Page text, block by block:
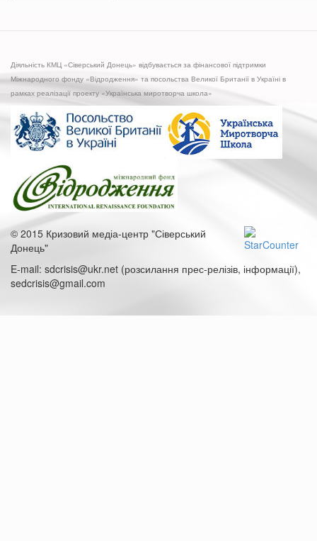
Діяльність КМЦ «Сіверський Донець» відбувається за фінансової підтримки
Міжнародного фонду «Відродження» та посольства Великої Британії в Україні в
рамках реалізації проекту «Українська миротворча школа»
© 2015 Кризовий медіа-центр "Сіверський
Донець"
E-mail: sdcrisis@ukr.net (розсилання прес-релізів, інформації),
sedcrisis@gmail.com